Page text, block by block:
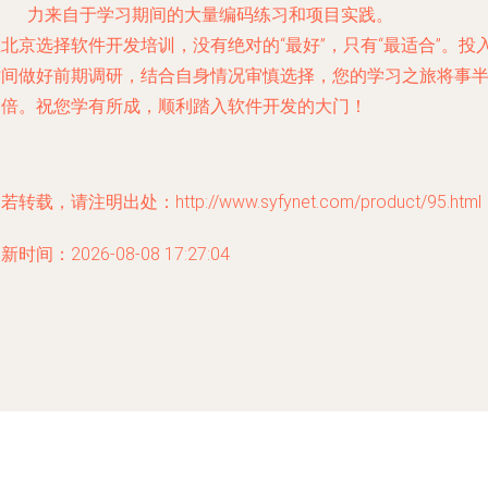
力来自于学习期间的大量编码练习和项目实践。
京选择软件开发培训，没有绝对的“最好”，只有“最适合”。投
做好前期调研，结合自身情况审慎选择，您的学习之旅将事半
。祝您学有所成，顺利踏入软件开发的大门！
转载，请注明出处：http://www.syfynet.com/product/95.html
时间：2026-08-08 17:27:04